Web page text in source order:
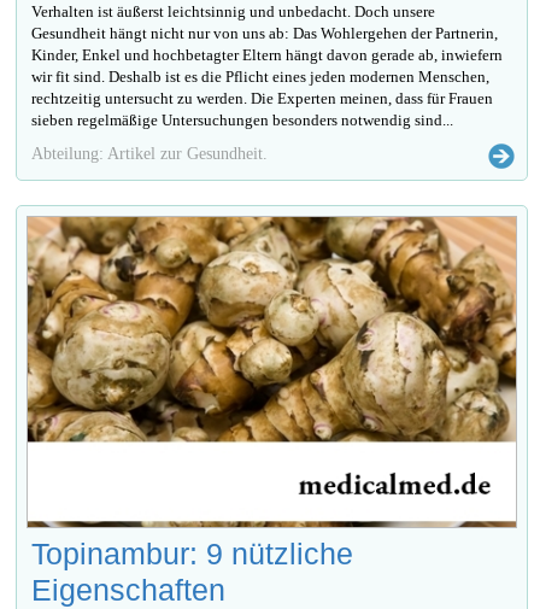
Verhalten ist äußerst leichtsinnig und unbedacht. Doch unsere
Gesundheit hängt nicht nur von uns ab: Das Wohlergehen der Partnerin,
Kinder, Enkel und hochbetagter Eltern hängt davon gerade ab, inwiefern
wir fit sind. Deshalb ist es die Pflicht eines jeden modernen Menschen,
rechtzeitig untersucht zu werden. Die Experten meinen, dass für Frauen
sieben regelmäßige Untersuchungen besonders notwendig sind...
Abteilung: Artikel zur Gesundheit.
Topinambur: 9 nützliche
Eigenschaften